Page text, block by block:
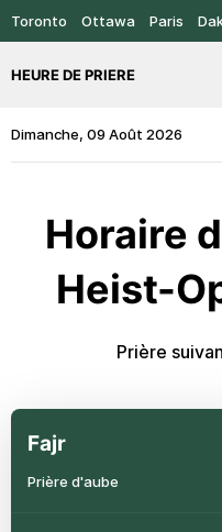
Toronto Ottawa Paris
HEURE DE PRIERE
Dimanche, 09 Août 2026
Horaire
Heist-
Prière
Fajr
Prière d'aube